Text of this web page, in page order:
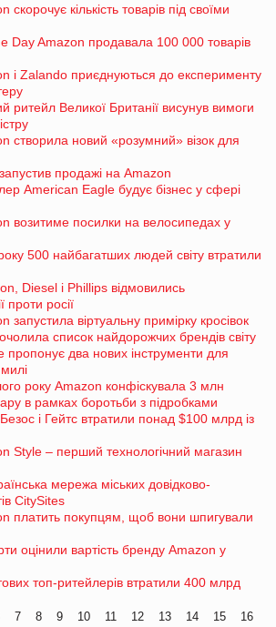
скорочує кількість товарів під своїми
Day Amazon продавала 100 000 товарів
і Zalando приєднуються до експерименту
ритейл Великої Британії висунув вимоги
створила новий «розумний» візок для
продажі на Amazon
American Eagle будує бізнес у сфері
возитиме посилки на велосипедах у
500 найбагатших людей світу втратили
Diesel і Phillips відмовились
проти росії
запустила віртуальну примірку кросівок
список найдорожчих брендів світу
пропонує два нових інструменти для
року Amazon конфіскувала 3 млн
в рамках боротьби з підробками
і Гейтс втратили понад $100 млрд із
Style – перший технологічний магазин
мережа міських довідково-
CitySites
платить покупцям, щоб вони шпигували
оцінили вартість бренду Amazon у
топ-ритейлерів втратили 400 млрд
7 8 9 10 11 12 13 14 15
16